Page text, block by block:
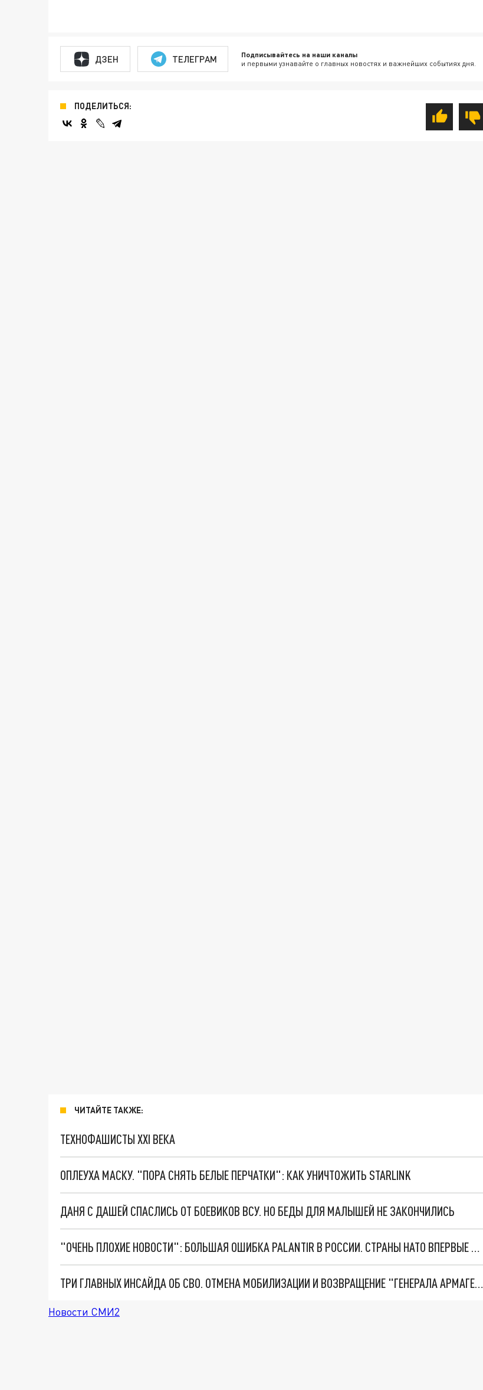
ДЗЕН ТЕЛЕГРАМ Подписывайтесь на наши каналы
и первыми узнавайте о главных новостях и важнейших событиях дня.
ПОДЕЛИТЬСЯ:
ЧИТАЙТЕ ТАКЖЕ:
ТЕХНОФАШИСТЫ XXI ВЕКА
ОПЛЕУХА МАСКУ. "ПОРА СНЯТЬ БЕЛЫЕ ПЕРЧАТКИ": КАК УНИЧТОЖИТЬ STARLINK
ДАНЯ С ДАШЕЙ СПАСЛИСЬ ОТ БОЕВИКОВ ВСУ. НО БЕДЫ ДЛЯ МАЛЫШЕЙ НЕ ЗАКОНЧИЛИСЬ
"ОЧЕНЬ ПЛОХИЕ НОВОСТИ": БОЛЬШАЯ ОШИБКА PALANTIR В РОССИИ. СТРАНЫ НАТО ВПЕРВЫЕ ЗА СВО ОСТАНОВИЛИ ПОСТАВКИ ОРУЖИЯ. ВСУ ТЕРЯЮТ ПРИГРАНИЧЬЕ?
ТРИ ГЛАВНЫХ ИНСАЙДА ОБ СВО. ОТМЕНА МОБИЛИЗАЦИИ И ВОЗВРАЩЕНИЕ "ГЕНЕРАЛА АРМАГЕДДОНА"? ОТЛИЧНЫЕ НОВОСТИ, КОТОРЫЕ ЖДАЛИ ВСЕ
Новости СМИ2